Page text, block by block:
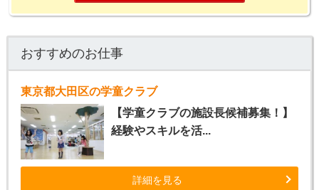
おすすめのお仕事
東京都大田区の学童クラブ
【学童クラブの施設長候補募集！】
経験やスキルを活...
詳細を見る